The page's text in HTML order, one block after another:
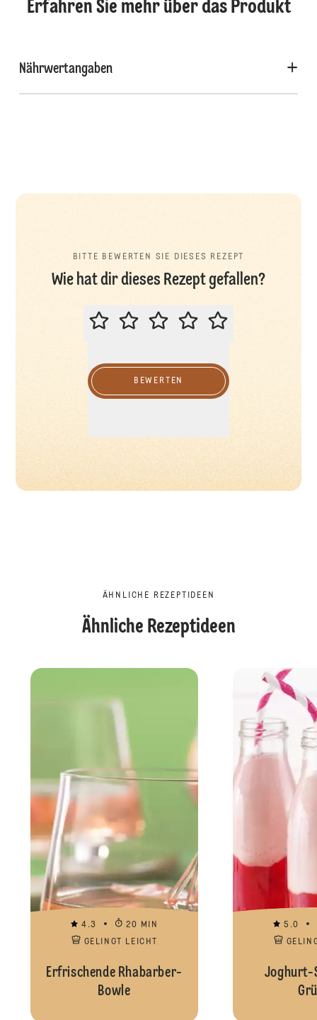
Erfahren Sie mehr über das Produkt
Nährwertangaben
BITTE BEWERTEN SIE DIESES REZEPT
Wie hat dir dieses Rezept gefallen?
BITTE BEWERTEN SIE DIESES
BEWERTEN
ÄHNLICHE REZEPTIDEEN
Ähnliche Rezeptideen
4.3
20 MIN
GELINGT LEICHT
Erfrischende Rhabarber-
Bowle
5.0
Joghurt-